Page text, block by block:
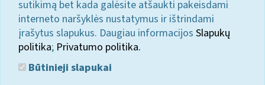
sutikimą bet kada galėsite atšaukti pakeisdami
interneto naršyklės nustatymus ir ištrindami
įrašytus slapukus. Daugiau informacijos Slapukų
politika; Privatumo politika.
Būtinieji slapukai